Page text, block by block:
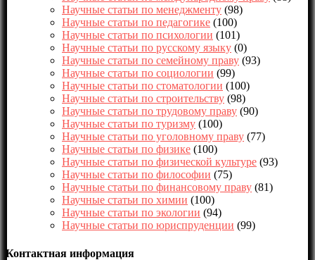
Научные статьи по менеджменту (98)
Научные статьи по педагогике (100)
Научные статьи по психологии (101)
Научные статьи по русскому языку (0)
Научные статьи по семейному праву (93)
Научные статьи по социологии (99)
Научные статьи по стоматологии (100)
Научные статьи по строительству (98)
Научные статьи по трудовому праву (90)
Научные статьи по туризму (100)
Научные статьи по уголовному праву (77)
Научные статьи по физике (100)
Научные статьи по физической культуре (93)
Научные статьи по философии (75)
Научные статьи по финансовому праву (81)
Научные статьи по химии (100)
Научные статьи по экологии (94)
Научные статьи по юриспруденции (99)
Контактная информация